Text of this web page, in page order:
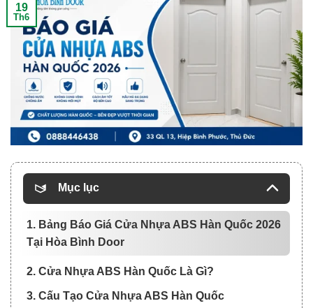
19
Th6
Mục lục
1. Bảng Báo Giá Cửa Nhựa ABS Hàn Quốc 2026
Tại Hòa Bình Door
2. Cửa Nhựa ABS Hàn Quốc Là Gì?
3. Cấu Tạo Cửa Nhựa ABS Hàn Quốc